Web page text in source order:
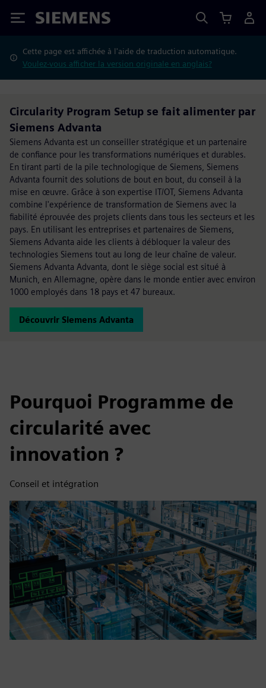
Siemens
Cette page est affichée à l'aide de traduction automatique.
Voulez-vous afficher la version originale en anglais?
Circularity Program Setup se fait alimenter par
Siemens Advanta
Siemens Advanta est un conseiller stratégique et un partenaire
de confiance pour les transformations numériques et durables.
En tirant parti de la pile technologique de Siemens, Siemens
Advanta fournit des solutions de bout en bout, du conseil à la
mise en œuvre. Grâce à son expertise IT/OT, Siemens Advanta
combine l'expérience de transformation de Siemens avec la
fiabilité éprouvée des projets clients dans tous les secteurs et les
pays. En utilisant les entreprises et partenaires de Siemens,
Siemens Advanta aide les clients à débloquer la valeur des
technologies Siemens tout au long de leur chaîne de valeur.
Siemens Advanta Advanta, dont le siège social est situé à
Munich, en Allemagne, opère dans le monde entier avec environ
1000 employés dans 18 pays et 47 bureaux.
Découvrir Siemens Advanta
Pourquoi Programme de
circularité avec
innovation ?
Conseil et intégration